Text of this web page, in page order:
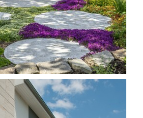
  